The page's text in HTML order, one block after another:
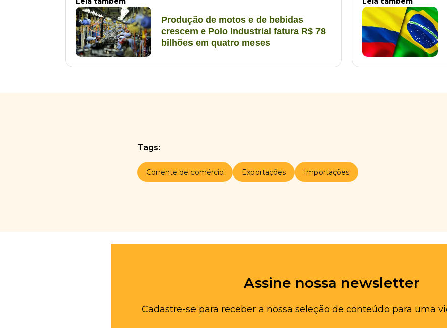
Produção de motos e de bebidas
crescem e Polo Industrial fatura R$ 78
bilhões em quatro meses
Tags:
Corrente de comércio Exportações Importações
Assine nossa newsletter
Cadastre-se para receber a nossa seleção de conteúdo para uma